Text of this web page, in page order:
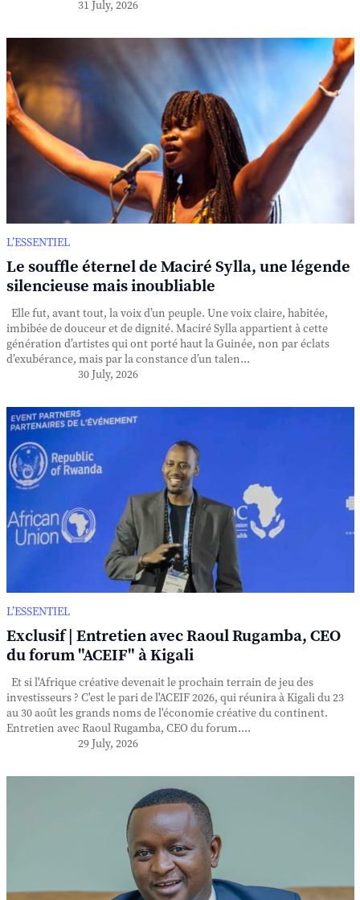
31 July, 2026
L’ESSENTIEL
Le souffle éternel de Maciré Sylla, une légende
silencieuse mais inoubliable
Elle fut, avant tout, la voix d’un peuple. Une voix claire, habitée,
imbibée de douceur et de dignité. Maciré Sylla appartient à cette
génération d’artistes qui ont porté haut la Guinée, non par éclats
d’exubérance, mais par la constance d’un talen...
30 July, 2026
L’ESSENTIEL
Exclusif | Entretien avec Raoul Rugamba, CEO
du forum "ACEIF" à Kigali
Et si l'Afrique créative devenait le prochain terrain de jeu des
investisseurs ? C'est le pari de l'ACEIF 2026, qui réunira à Kigali du 23
au 30 août les grands noms de l'économie créative du continent.
Entretien avec Raoul Rugamba, CEO du forum....
29 July, 2026